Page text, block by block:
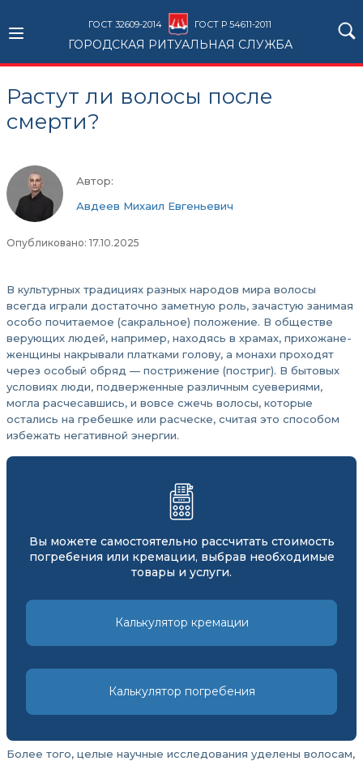
ГОСТ 32609-2014 ГОСТ Р 54611-2011
ГОРОДСКАЯ РИТУАЛЬНАЯ СЛУЖБА
Растут ли волосы после
смерти?
Автор:
Авдеев Михаил Евгеньевич
Опубликовано: 17.10.2025
В культурных традициях разных народов мира волосы
всегда играли достаточно заметную роль, зачастую занимая
особо почитаемое (сакральное) положение. В обществе
верующих людей, например, находясь в храмах, прихожане-
женщины накрывали платками голову, а монахи проходят
через особый обряд — пострижение (постриг). В бытовых
условиях люди, подверженные различным суевериями,
могла расчесавшись, и вовсе сжечь волосы, которые
остались на гребешке или расческе, считая это способом
избежать негативной энергии.
Вы можете самостоятельно рассчитать стоимость
погребения или кремации, выбрав необходимые
товары и услуги.
Калькулятор кремации
Калькулятор погребения
Более того, целые научные исследования уделены волосам,